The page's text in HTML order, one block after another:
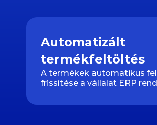
Automatizált
termékfeltöltés
A termékek automatikus
frissítése a vállalat ERP